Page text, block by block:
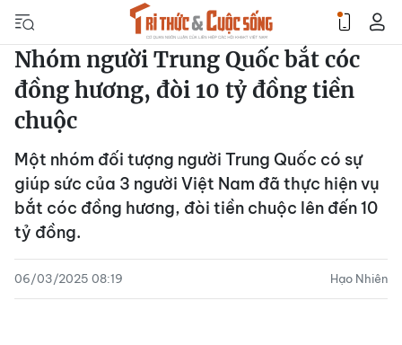
Nhóm người Trung Quốc bắt cóc
đồng hương, đòi 10 tỷ đồng tiền
chuộc
Một nhóm đối tượng người Trung Quốc có sự
giúp sức của 3 người Việt Nam đã thực hiện vụ
bắt cóc đồng hương, đòi tiền chuộc lên đến 10
tỷ đồng.
06/03/2025 08:19 Hạo Nhiên